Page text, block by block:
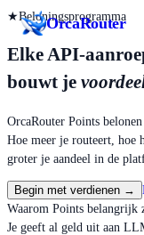
OrcaRouter
★Beloningsprogramma
Elke API-
bouwt je
OrcaRouter Points
Hoe meer je routeert, hoe
groter je aandeel in de
Begin met verdienen →
Waarom Points belangrijk
Je geeft al geld uit aan